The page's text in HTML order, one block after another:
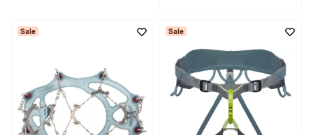
Sale Sale